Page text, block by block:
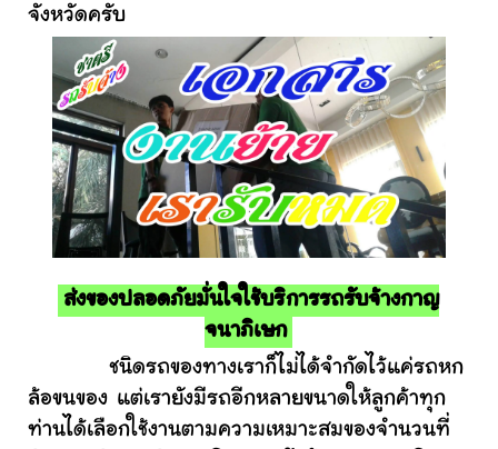
จังหวัดครับ
ส่งของปลอดภัยมั่นใจใช้บริการรถรับจ้างกาญ
จนาภิเษก
ชนิดรถของทางเราก็ไม่ได้จำกัดไว้แค่รถหก
ล้อขนของ แต่เรายังมีรถอีกหลายขนาดให้ลูกค้าทุก
ท่านได้เลือกใช้งานตามความเหมาะสมของจำนวนที่